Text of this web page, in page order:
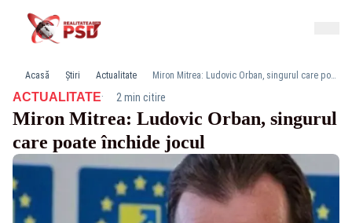
Acasă Știri Actualitate Miron Mitrea: Ludovic Orban, singurul care poate închide jocul
ACTUALITATE· 2 min citire
Miron Mitrea: Ludovic Orban, singurul
care poate închide jocul